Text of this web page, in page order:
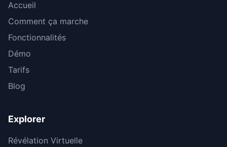
Accueil
Comment ça marche
Fonctionnalités
Démo
Tarifs
Blog
Explorer
Révélation Virtuelle